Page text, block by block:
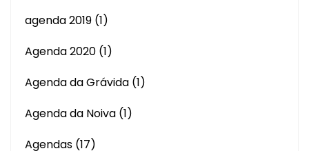
agenda 2019 (1)
Agenda 2020 (1)
Agenda da Grávida (1)
Agenda da Noiva (1)
Agendas (17)